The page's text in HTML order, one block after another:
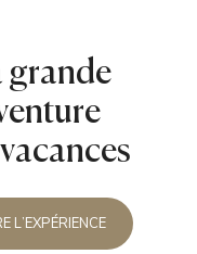
grande
L’EXPÉRIENCE